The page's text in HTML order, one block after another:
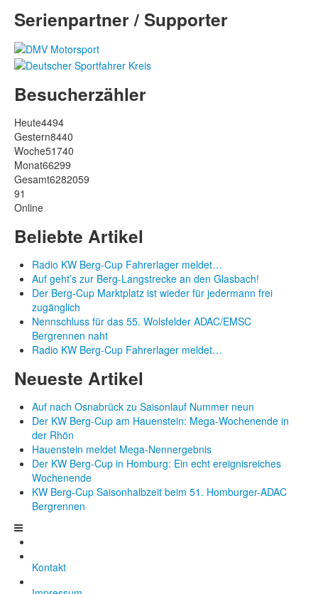
Serienpartner / Supporter
Besucherzähler
Heute4494
Gestern8440
Woche51740
Monat66299
Gesamt6282059
91
Online
Beliebte Artikel
Radio KW Berg-Cup Fahrerlager meldet…
Auf geht’s zur Berg-Langstrecke an den Glasbach!
Der Berg-Cup Marktplatz ist wieder für jedermann frei
zugänglich
Nennschluss für das 55. Wolsfelder ADAC/EMSC
Bergrennen naht
Radio KW Berg-Cup Fahrerlager meldet…
Neueste Artikel
Auf nach Osnabrück zu Saisonlauf Nummer neun
Der KW Berg-Cup am Hauenstein: Mega-Wochenende in
der Rhön
Hauenstein meldet Mega-Nennergebnis
Der KW Berg-Cup in Homburg: Ein echt ereignisreiches
Wochenende
KW Berg-Cup Saisonhalbzeit beim 51. Homburger-ADAC
Bergrennen
Kontakt